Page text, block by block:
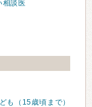
相談医
も（15歳頃まで）